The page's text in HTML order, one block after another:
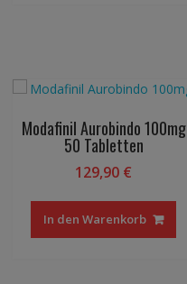
Modafinil Aurobindo 100mg
50 Tabletten
129,90 €
In den Warenkorb